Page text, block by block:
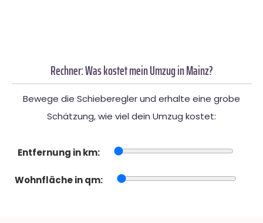
Rechner: Was kostet mein Umzug in Mainz?
Bewege die Schieberegler und erhalte eine grobe
Schätzung, wie viel dein Umzug kostet:
Entfernung in km:
Wohnfläche in qm: